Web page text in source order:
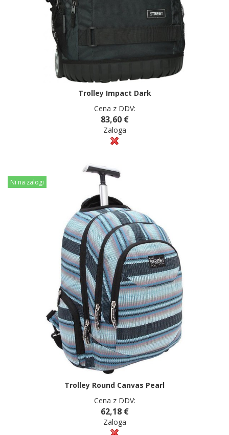
Trolley Impact Dark
Cena z DDV:
83,60 €
Zaloga
Ni na zalogi
Trolley Round Canvas Pearl
Cena z DDV:
62,18 €
Zaloga